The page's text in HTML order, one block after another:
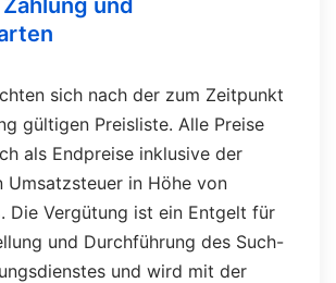
sich nach der zum Zeitpunkt
gültigen Preisliste. Alle Preise
als Endpreise inklusive der
Umsatzsteuer in Höhe von
Die Vergütung ist ein Entgelt für
und Durchführung des Such-
und wird mit der